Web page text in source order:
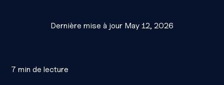
Dernière mise à jour May 12, 2026
7 min de lecture